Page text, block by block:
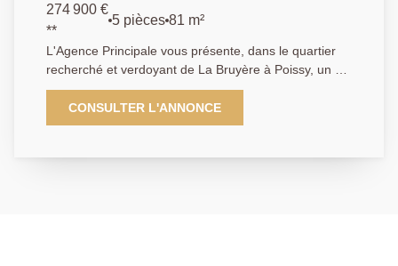
274 900 €
**
5 pièces 81 m²
L'Agence Principale vous présente, dans le quartier
recherché et verdoyant de La Bruyère à Poissy, un bel
appartement familial situé au sein d'une copropriété
sécurisée, à proximité immédiate de la forêt de Saint-
Germain-en-Laye, des commerces, des écoles et à
CONSULTER L'ANNONCE